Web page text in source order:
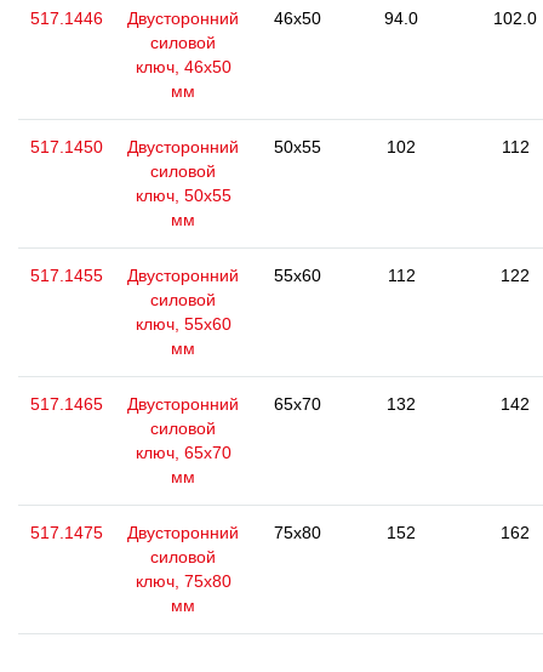
517.1446
Двусторонний
силовой
ключ, 46x50
мм
46x50 94.0 102.0
517.1450
Двусторонний
силовой
ключ, 50x55
мм
50x55 102 112
517.1455
Двусторонний
силовой
ключ, 55x60
мм
55x60 112 122
517.1465
Двусторонний
силовой
ключ, 65x70
мм
65x70 132 142
517.1475
Двусторонний
силовой
ключ, 75x80
мм
75x80 152 162